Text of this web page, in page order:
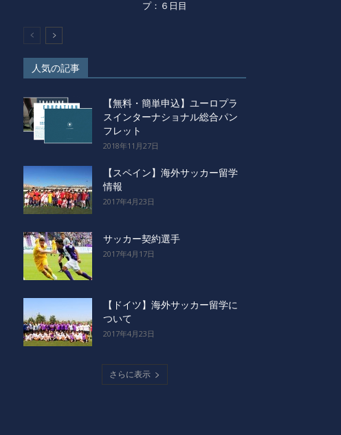
プ：６日目
人気の記事
【無料・簡単申込】ユーロプラ
スインターナショナル総合パン
フレット
2018年11月27日
【スペイン】海外サッカー留学
情報
2017年4月23日
サッカー契約選手
2017年4月17日
【ドイツ】海外サッカー留学に
ついて
2017年4月23日
さらに表示